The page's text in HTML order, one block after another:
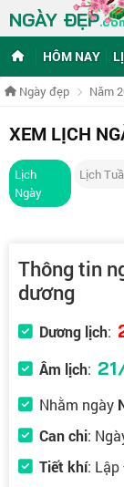
NGÀY ĐẸP
HÔM NAY
Ngày đẹp Năm
XEM LỊCH
Lịch
Ngày
Lịch
Thông tin
dương
Dương lịch:
Âm lịch:
Nhằm ngày
Can chi:
Tiết khí: Lập